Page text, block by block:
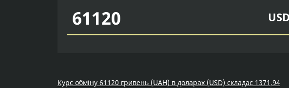
USD
Курс обміну 61120 гривень (UAH) в доларах (USD) складає 1371,94